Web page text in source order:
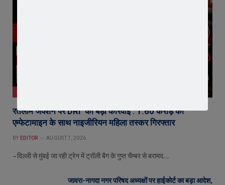
क्राइम न्यूज़
रतलाम जंक्शन पर DRI की बड़ी कार्रवाई : 1.60 करोड़ की
एम्फेटामाइन के साथ नाइजीरियन महिला तस्कर गिरफ्तार
BY EDITOR AUGUST 7, 2026
– दिल्ली से मुंबई जा रही ट्रेन में ट्रॉली बैग के गुप्त चैम्बर से बरामद…
जावरा-नागदा नगर परिषद अध्यक्षों पर हाईकोर्ट का बड़ा आदेश,